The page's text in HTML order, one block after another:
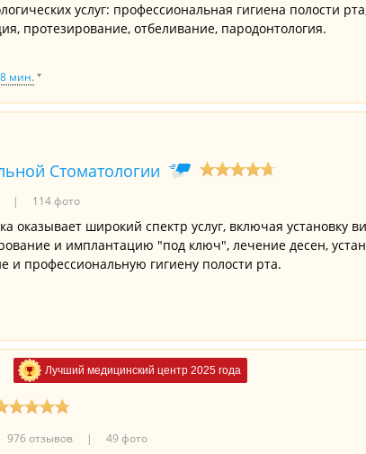
услуг: профессиональная гигиена полости
протезирование, отбеливание, пародонтология.
мин.
Стоматологии
114 фото
оказывает широкий спектр услуг, включая установку
и имплантацию "под ключ", лечение десен,
и профессиональную гигиену полости рта.
Лучший медицинский центр 2025 года
976 отзывов 49 фото